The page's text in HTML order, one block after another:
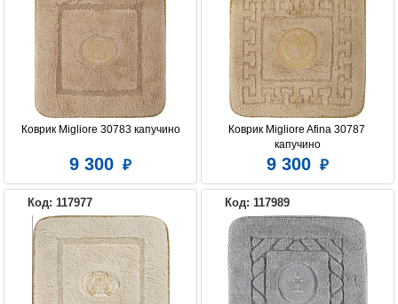
MIGLIORE
Коврик Migliore 30783 капучино
9 300
Коврик Migliore Afina 30787
капучино
9 300
Код: 117977 Код: 117989